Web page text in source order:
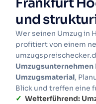
Frankfurt
und
Wer seinen Umzug in
profitiert von einem
Umzugsmaterial,
Blick und treffen eine
✓ Weiterführend: